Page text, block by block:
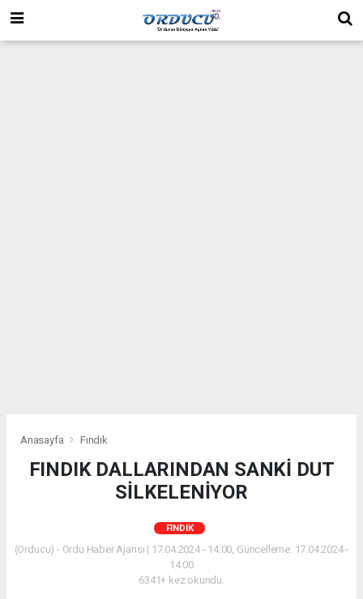
Anasayfa Fındık
FINDIK DALLARINDAN SANKİ DUT
SİLKELENİYOR
FINDIK
(Orducu) - Ordu Haber Ajansı | 17.04.2024 - 14:00, Güncelleme: 17.04.2024 -
14:00
6341+ kez okundu.